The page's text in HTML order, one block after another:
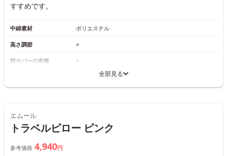
すすめです。
中綿素材 ポリエステル
高さ調節 ×
枕カバーの有無 ×
全部見る
エムール
トラベルピロー ピンク
参考価格 4,940円